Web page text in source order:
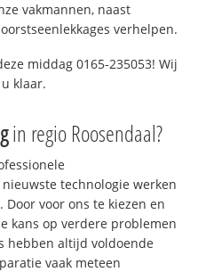
vakmannen, naast
verhelpen.
middag 0165-235053! Wij
klaar.
in regio Roosendaal?
technologie werken
voor ons te kiezen en
kans op verdere problemen
hebben altijd voldoende
vaak meteen